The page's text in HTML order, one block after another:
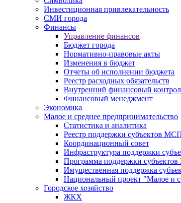
Инвестиционная привлекательность
СМИ города
Финансы
Управление финансов
Бюджет города
Нормативно-правовые акты
Изменения в бюджет
Отчеты об исполнении бюджета
Реестр расходных обязательств
Внутренний финансовый
Финансовый менеджмент
Экономика
Малое и среднее предпринимательство
Статистика и аналитика
Реестр поддержки субъектов
Координационный совет
Инфраструктура поддержки
Программа поддержки
Имущественная поддержка
Национальный проект "Малое и
Городское хозяйство
ЖКХ